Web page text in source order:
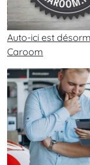
Auto-ici est
Caroom